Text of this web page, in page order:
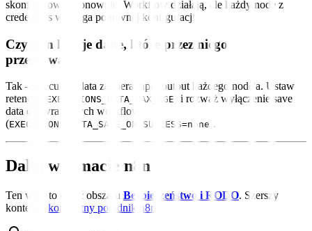
skonfigurować ponownie. Workflow działają, ale każdy node z
credentials wymaga ponownej konfiguracji.
Czy n8n loguje dane, które przez niego
przepływają?
Tak – execution data zawiera input/output każdego node'a. Ustaw
retencję (
EXECUTIONS_DATA_MAX_AGE
) i rozważ wyłączenie save
data dla wrażliwych workflow
(EXECUTIONS_DATA_SAVE_ON_SUCCESS=none ).
Dalej w temacie n8n
Ten wpis to część obszaru Bezpieczeństwo i RODO. Szerszy
kontekst: kompletny poradnik n8n